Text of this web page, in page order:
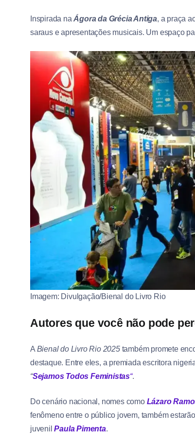
Inspirada naÁgora da Grécia Antiga, a praça
saraus e apresentações musicais. Um espaço
Imagem: Divulgação/Bienal do Livro Rio
Autores que você não pode
A Bienal do Livro Rio 2025também promete
destaque. Entre eles, a premiada escritora
“Sejamos Todos Feministas“.
Do cenário nacional, nomes como Lázaro
fenômeno entre o público jovem, também
juvenilPaula Pimenta.